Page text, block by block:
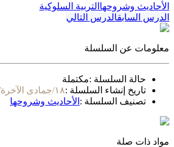
الأحاديث وشروحها التربية السلوكية
الدرس السابقالدرس التالي
معلومات عن السلسلة
حالة السلسلة :مكتملة
تاريخ إنشاء السلسلة :١٨/جمادى الآخرة/١٤٤٦
تصنيف السلسلة : الأحاديث وشروحها
مواد ذات صلة